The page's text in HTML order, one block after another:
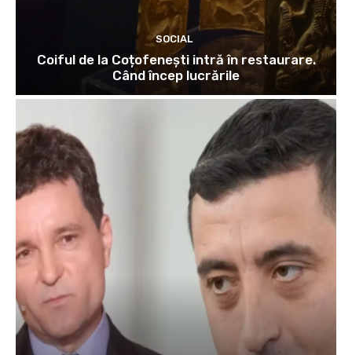
SOCIAL
Coiful de la Coțofenești intră în restaurare.
Când încep lucrările